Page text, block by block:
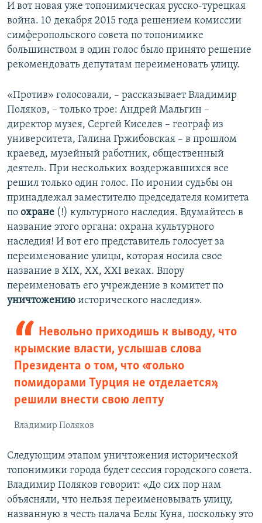
И вот новая уже топонимическая русско-турецкая
война. 10 декабря 2015 года решением комиссии
симферопольского совета по топонимике
большинством в один голос было принято решение
рекомендовать депутатам переименовать улицу.
«Против» голосовали, – рассказывает Владимир
Поляков, – только трое: Андрей Мальгин –
директор музея, Сергей Киселев – географ из
университета, Галина Гржибовская – в прошлом
краевед, музейный работник, общественный
деятель. При нескольких воздержавшихся все
решил только один голос. По иронии судьбы он
принадлежал заместителю председателя комитета
по охране (!) культурного наследия. Вдумайтесь в
название этого органа: охрана культурного
наследия! И вот его представитель голосует за
переименование улицы, которая носила свое
название в XIX, XX, XXI веках. Впору
переименовать его учреждение в комитет по
уничтожению исторического наследия».
Невольно приходишь к выводу, что
крымские власти, услышав слова
Президента о том, что «только
помидорами Турция не отделается»,
решили внести свою лепту
Владимир Поляков
Следующим этапом уничтожения исторической
топонимики города будет сессия городского совета.
Владимир Поляков говорит: «До сих пор нам
объясняли, что нельзя переименовывать улицу,
названную в честь палача Белы Куна, поскольку это